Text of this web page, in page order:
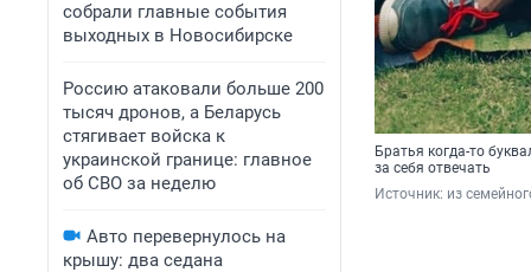
собрали главные события
выходных в Новосибирске
Россию атаковали больше 200
тысяч дронов, а Беларусь
стягивает войска к
украинской границе: главное
об СВО за неделю
Авто перевернулось на
крышу: два седана
Братья когда-то
за себя отвечать
Источник: из